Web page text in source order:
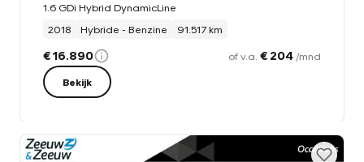
1.6 GDi Hybrid DynamicLine
2018
Hybride - Benzine 91.517 km
€ 16.890 of v.a. € 204 /mnd
Bekijk